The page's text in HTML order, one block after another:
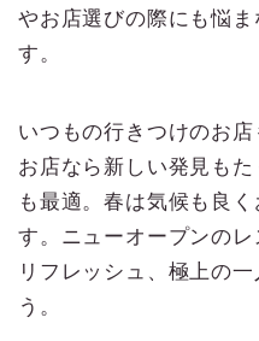
やお店選びの際にも悩
す。
いつもの行きつけのお
お店なら新しい発見も
も最適。春は気候も良
す。ニューオープンの
リフレッシュ、極上の
う。